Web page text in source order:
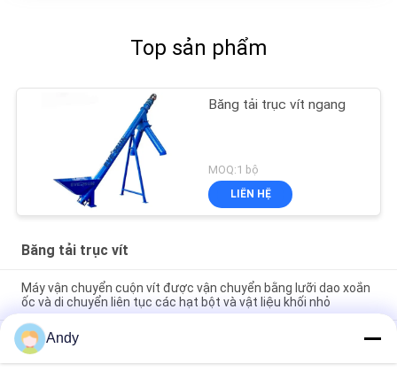
Top sản phẩm
Băng tải trục vít ngang
MOQ:1 bộ
LIÊN HỆ
Băng tải trục vít
Máy vận chuyển cuộn vít được vận chuyển bằng lưỡi dao xoắn
ốc và di chuyển liên tục các hạt bột và vật liệu khối nhỏ
Máy vận chuyển cuộn vít được vận chuyển bằng lưỡi dao xoắn
ốc và di chuyển liên tục các hạt bột và vật liệu khối nhỏ
Andy